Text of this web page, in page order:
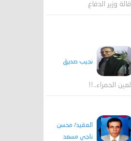
إقالة وزير الدفاع
نجيب صديق
العين الحمراء..!!
العقيد/ محسن
ناجي مسعد